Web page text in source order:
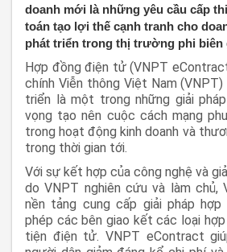
doanh mới là những yêu cầu cấp
toán tạo lợi thế cạnh tranh cho
phát triển trong thị trường phi biên
Hợp đồng điện tử (VNPT
chính Viễn thông Việt Nam
triển là một trong những giải
vọng tạo nên cuộc cách mạng
trong hoạt động kinh doanh và
trong thời gian tới.
Với sự kết hợp của công nghệ và
do VNPT nghiên cứu và làm chủ,
nền tảng cung cấp giải pháp
phép các bên giao kết các loại
tiện điện tử. VNPT eContract